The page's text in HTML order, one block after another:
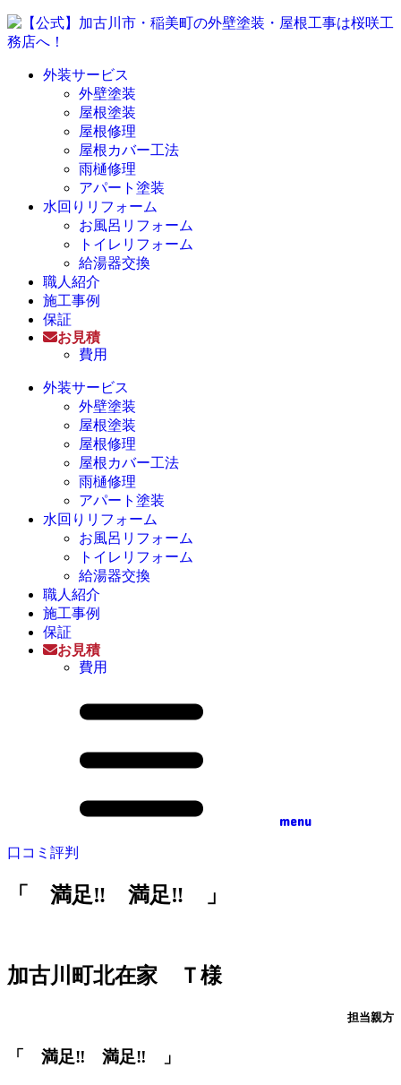
外装サービス
外壁塗装
屋根塗装
屋根修理
屋根カバー工法
雨樋修理
アパート塗装
水回りリフォーム
お風呂リフォーム
トイレリフォーム
給湯器交換
職人紹介
施工事例
保証
お見積
費用
外装サービス
外壁塗装
屋根塗装
屋根修理
屋根カバー工法
雨樋修理
アパート塗装
水回りリフォーム
お風呂リフォーム
トイレリフォーム
給湯器交換
職人紹介
施工事例
保証
お見積
費用
menu
口コミ評判
「 満足‼ 満足‼ 」
加古川町北在家 Ｔ様
担当親方
「 満足‼ 満足‼ 」